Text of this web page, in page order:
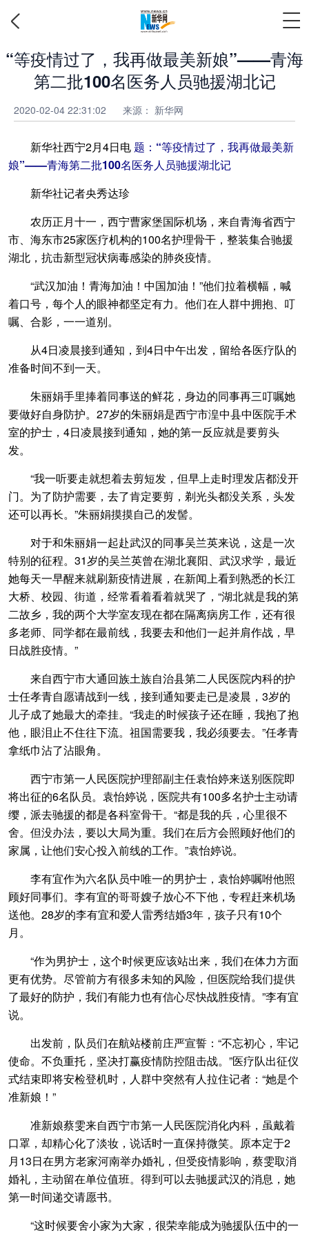
“等疫情过了，我再做最美新娘”——青海
第二批100名医务人员驰援湖北记
2020-02-04 22:31:02 来源： 新华网
新华社西宁2月4日电题：“等疫情过了，我再做最美新
娘”——青海第二批100名医务人员驰援湖北记
新华社记者央秀达珍
农历正月十一，西宁曹家堡国际机场，来自青海省西宁
市、海东市25家医疗机构的100名护理骨干，整装集合驰援
湖北，抗击新型冠状病毒感染的肺炎疫情。
“武汉加油！青海加油！中国加油！”他们拉着横幅，喊
着口号，每个人的眼神都坚定有力。他们在人群中拥抱、叮
嘱、合影，一一道别。
从4日凌晨接到通知，到4日中午出发，留给各医疗队的
准备时间不到一天。
朱丽娟手里捧着同事送的鲜花，身边的同事再三叮嘱她
要做好自身防护。27岁的朱丽娟是西宁市湟中县中医院手术
室的护士，4日凌晨接到通知，她的第一反应就是要剪头
发。
“我一听要走就想着去剪短发，但早上走时理发店都没开
门。为了防护需要，去了肯定要剪，剃光头都没关系，头发
还可以再长。”朱丽娟摸摸自己的发髻。
对于和朱丽娟一起赴武汉的同事吴兰英来说，这是一次
特别的征程。31岁的吴兰英曾在湖北襄阳、武汉求学，最近
她每天一早醒来就刷新疫情进展，在新闻上看到熟悉的长江
大桥、校园、街道，经常看着看着就哭了，“湖北就是我的第
二故乡，我的两个大学室友现在都在隔离病房工作，还有很
多老师、同学都在最前线，我要去和他们一起并肩作战，早
日战胜疫情。”
来自西宁市大通回族土族自治县第二人民医院内科的护
士任孝青自愿请战到一线，接到通知要走已是凌晨，3岁的
儿子成了她最大的牵挂。“我走的时候孩子还在睡，我抱了抱
他，眼泪止不住往下流。祖国需要我，我必须要去。”任孝青
拿纸巾沾了沾眼角。
西宁市第一人民医院护理部副主任袁怡婷来送别医院即
将出征的6名队员。袁怡婷说，医院共有100多名护士主动请
缨，派去驰援的都是各科室骨干。“都是我的兵，心里很不
舍。但没办法，要以大局为重。我们在后方会照顾好他们的
家属，让他们安心投入前线的工作。”袁怡婷说。
李有宜作为六名队员中唯一的男护士，袁怡婷嘱咐他照
顾好同事们。李有宜的哥哥嫂子放心不下他，专程赶来机场
送他。28岁的李有宜和爱人雷秀结婚3年，孩子只有10个
月。
“作为男护士，这个时候更应该站出来，我们在体力方面
更有优势。尽管前方有很多未知的风险，但医院给我们提供
了最好的防护，我们有能力也有信心尽快战胜疫情。”李有宜
说。
出发前，队员们在航站楼前庄严宣誓：“不忘初心，牢记
使命。不负重托，坚决打赢疫情防控阻击战。”医疗队出征仪
式结束即将安检登机时，人群中突然有人拉住记者：“她是个
准新娘！”
准新娘蔡雯来自西宁市第一人民医院消化内科，虽戴着
口罩，却精心化了淡妆，说话时一直保持微笑。原本定于2
月13日在男方老家河南举办婚礼，但受疫情影响，蔡雯取消
婚礼，主动留在单位值班。得到可以去驰援武汉的消息，她
第一时间递交请愿书。
“这时候要舍小家为大家，很荣幸能成为驰援队伍中的一